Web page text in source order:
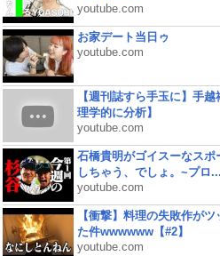
youtube.com
お家デート当日ゥ
youtube.com
【週刊誌すら手玉に】手
理学的に分析】
youtube.com
石橋貴明がゴイスーなスポ
しちゃう、でしょ。~プロ...
youtube.com
【衝撃】料理の失敗作が
た件wwwwww【#2】
youtube.com